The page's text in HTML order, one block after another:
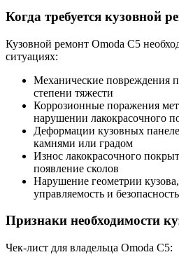
Когда требуется кузовной
Кузовной ремонт Omoda C5
ситуациях:
Механические повреждения
степени тяжести
Коррозионные поражения
нарушении лакокрасочного
Деформации кузовных
камнями или градом
Износ лакокрасочного
появление сколов
Нарушение геометрии
управляемость и безопасность
Признаки необходимости
Чек-лист для владельца Omoda C5: